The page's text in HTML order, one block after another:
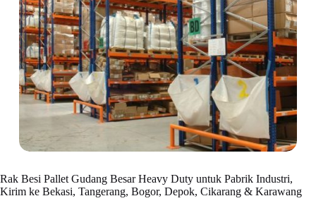
Rak Besi Pallet Gudang Besar Heavy Duty untuk Pabrik Industri,
Kirim ke Bekasi, Tangerang, Bogor, Depok, Cikarang & Karawang